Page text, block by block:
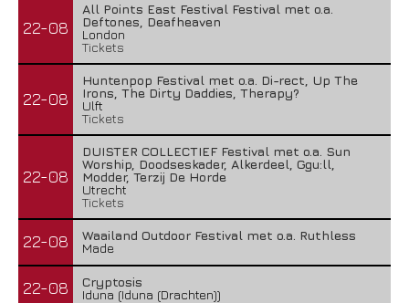
22-08
All Points East Festival Festival met o.a.
Deftones, Deafheaven
London
Tickets
22-08
Huntenpop Festival met o.a. Di-rect, Up The
Irons, The Dirty Daddies, Therapy?
Ulft
Tickets
22-08
DUISTER COLLECTIEF Festival met o.a. Sun
Worship, Doodseskader, Alkerdeel, Ggu:ll,
Modder, Terzij De Horde
Utrecht
Tickets
22-08
Waailand Outdoor Festival met o.a. Ruthless
Made
22-08
Cryptosis
Iduna (Iduna (Drachten))